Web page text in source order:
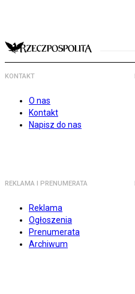
KONTAKT
O nas
Kontakt
Napisz do nas
REKLAMA I PRENUMERATA
Reklama
Ogłoszenia
Prenumerata
Archiwum